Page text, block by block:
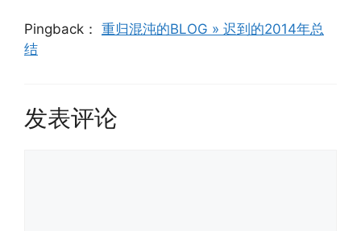
Pingback： 重归混沌的BLOG » 迟到的2014年总
结
发表评论